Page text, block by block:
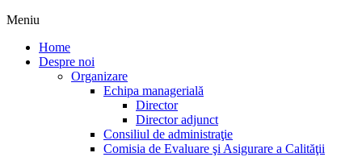
Meniu
Home
Despre noi
Organizare
Echipa managerială
Director
Director adjunct
Consiliul de administraţie
Comisia de Evaluare şi Asigurare a Calităţii